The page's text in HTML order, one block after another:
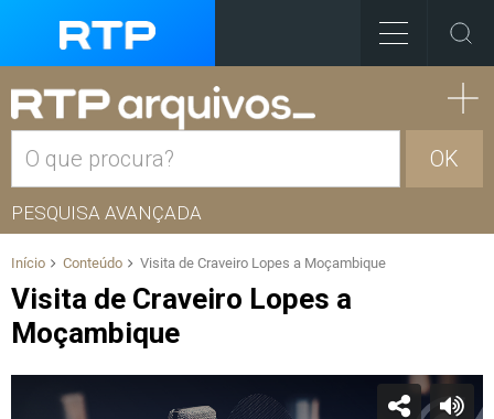
OK
PESQUISA AVANÇADA
Início Conteúdo Visita de Craveiro Lopes a Moçambique
Visita de Craveiro Lopes a
Moçambique